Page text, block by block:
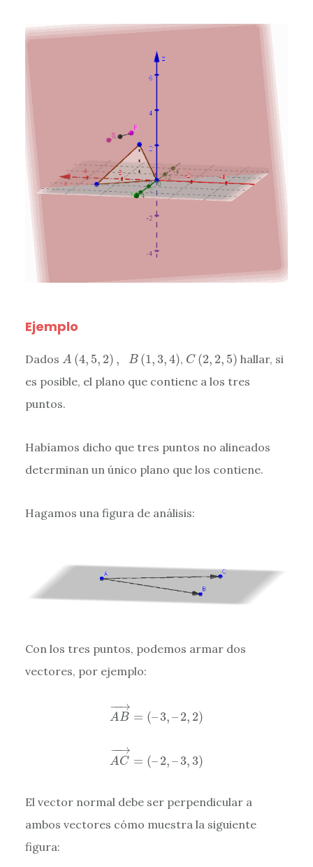
Ejemplo
Dados A (4, 5, 2) , B (1,3,4)
A( 4, ,2 ),B 3,4) , C (2, 2, 5)
C( 2, 2,5 )
hallar, si
es posible, el plano que contiene a los tres
puntos.
Habíamos dicho que tres puntos no alineados
determinan un único plano que los contiene.
Hagamos una figura de análisis:
Con los tres puntos, podemos armar dos
vectores, por ejemplo:
−
−→
AB = (–3,– 2, 2)
AB
−
−→
AC = (–2, –3, 3)
AC
El vector normal debe ser perpendicular a
ambos vectores cómo muestra la siguiente
figura: